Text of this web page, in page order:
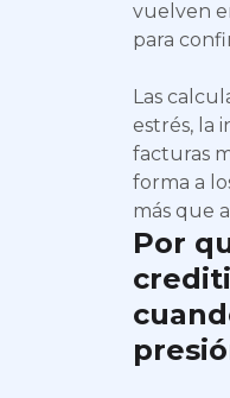
vuelven
para
Las
estrés, la
facturas
forma a
más que
Por